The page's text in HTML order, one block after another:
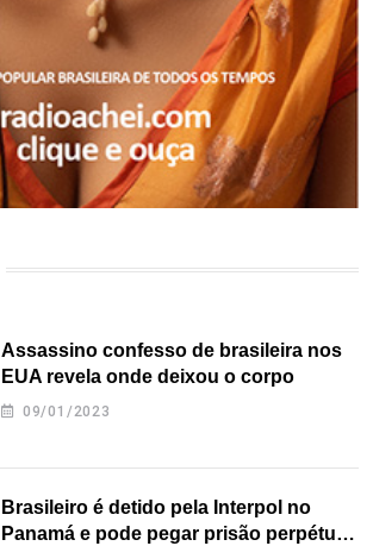
Assassino confesso de brasileira nos
EUA revela onde deixou o corpo
09/01/2023
Brasileiro é detido pela Interpol no
Panamá e pode pegar prisão perpétua